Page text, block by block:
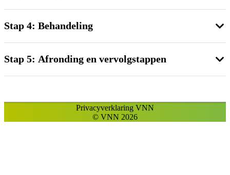
Stap 4: Behandeling
Stap 5: Afronding en vervolgstappen
© VNN 2026
Privacyverklaring VNN